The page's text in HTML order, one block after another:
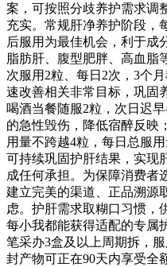
案，可按照分歧养护需求调
充实。常规肝净养护阶段，
后服用为最佳机会，利于成
脂肪肝、腹型肥胖、高血脂
次服用2粒、每日2次，3个
速改善相关非常目标，巩固
喝酒当餐随服2粒，次日迟
的急性毁伤，降低宿醉反映
用量不跨越4粒，每日总服
可持续巩固护肝结果，实现
成任何承担。为保障消费者
建立完美的渠道、正品溯源
虑。护肝需求取糊口习惯，
每小我都能获得适配的专属
笔采办3盒及以上周期拆，
封产物可正在90天内享受全